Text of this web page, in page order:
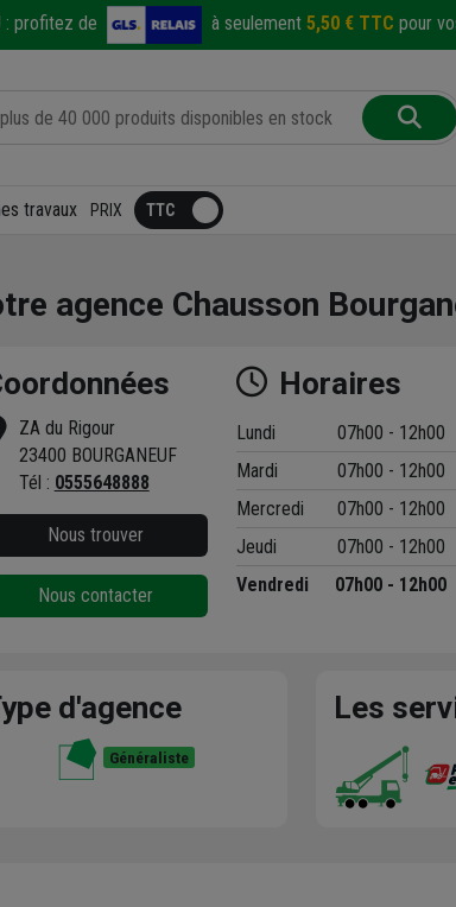
: profitez de à seulement 5,50 € TTC pour
travaux PRIX
agence Chausson
ZA du Rigour
23400 BOURGANEUF
Tél : 0555648888
Nous trouver
Nous contacter
Horaires
Lundi 07h00 - 12h00
Mardi
07h00 - 12h00
Mercredi
07h00 - 12h00
Jeudi
07h00 - 12h00
Vendredi
07h00 - 12h00
d'agence
Généraliste
Les